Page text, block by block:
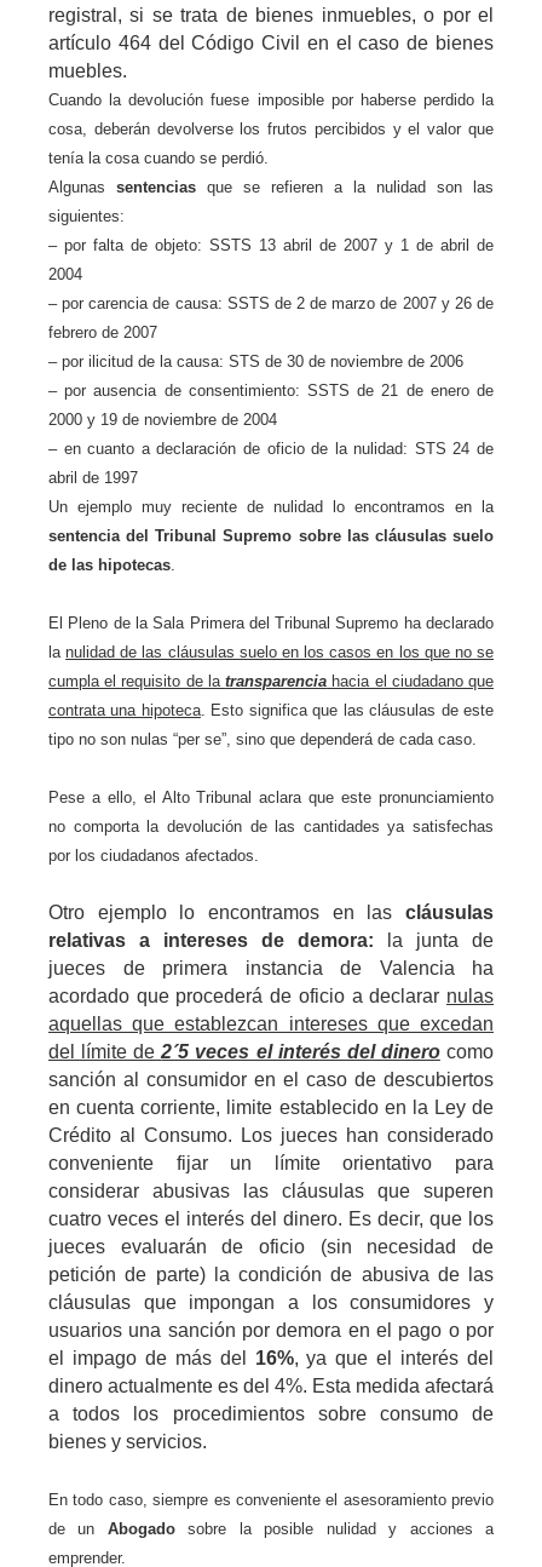
registral, si se trata de bienes inmuebles, o por el
artículo 464 del Código Civil en el caso de bienes
muebles.
Cuando la devolución fuese imposible por haberse perdido la
cosa, deberán devolverse los frutos percibidos y el valor que
tenía la cosa cuando se perdió.
Algunas sentencias que se refieren a la nulidad son las
siguientes:
– por falta de objeto: SSTS 13 abril de 2007 y 1 de abril de
2004
– por carencia de causa: SSTS de 2 de marzo de 2007 y 26 de
febrero de 2007
– por ilicitud de la causa: STS de 30 de noviembre de 2006
– por ausencia de consentimiento: SSTS de 21 de enero de
2000 y 19 de noviembre de 2004
– en cuanto a declaración de oficio de la nulidad: STS 24 de
abril de 1997
Un ejemplo muy reciente de nulidad lo encontramos en la
sentencia del Tribunal Supremo sobre las cláusulas suelo
de las hipotecas.
El Pleno de la Sala Primera del Tribunal Supremo ha declarado
lanulidad de las cláusulas suelo en los casos en los que no se
cumpla el requisito de latransparencia hacia el ciudadano que
contrata una hipoteca. Esto significa que las cláusulas de este
tipo no son nulas “per se”, sino que dependerá de cada caso.
Pese a ello, el Alto Tribunal aclara que este pronunciamiento
no comporta la devolución de las cantidades ya satisfechas
por los ciudadanos afectados.
Otro ejemplo lo encontramos en las cláusulas
relativas a intereses de demora:
la junta de
jueces de primera instancia de Valencia ha
acordado que procederá de oficio a declarar nulas
aquellas que establezcan intereses que excedan
del límite de2´5 veces el interés del dinerocomo
sanción al consumidor en el caso de descubiertos
en cuenta corriente, limite establecido en la Ley de
Crédito al Consumo. Los jueces han considerado
conveniente fijar un límite orientativo para
considerar abusivas las cláusulas que superen
cuatro veces el interés del dinero. Es decir, que los
jueces evaluarán de oficio (sin necesidad de
petición de parte) la condición de abusiva de las
cláusulas que impongan a los consumidores y
usuarios una sanción por demora en el pago o por
el impago de más del 16%, ya que el interés del
dinero actualmente es del 4%. Esta medida afectará
a todos los procedimientos sobre consumo de
bienes y servicios.
En todo caso, siempre es conveniente el asesoramiento previo
de un Abogadosobre la posible nulidad y acciones a
emprender.